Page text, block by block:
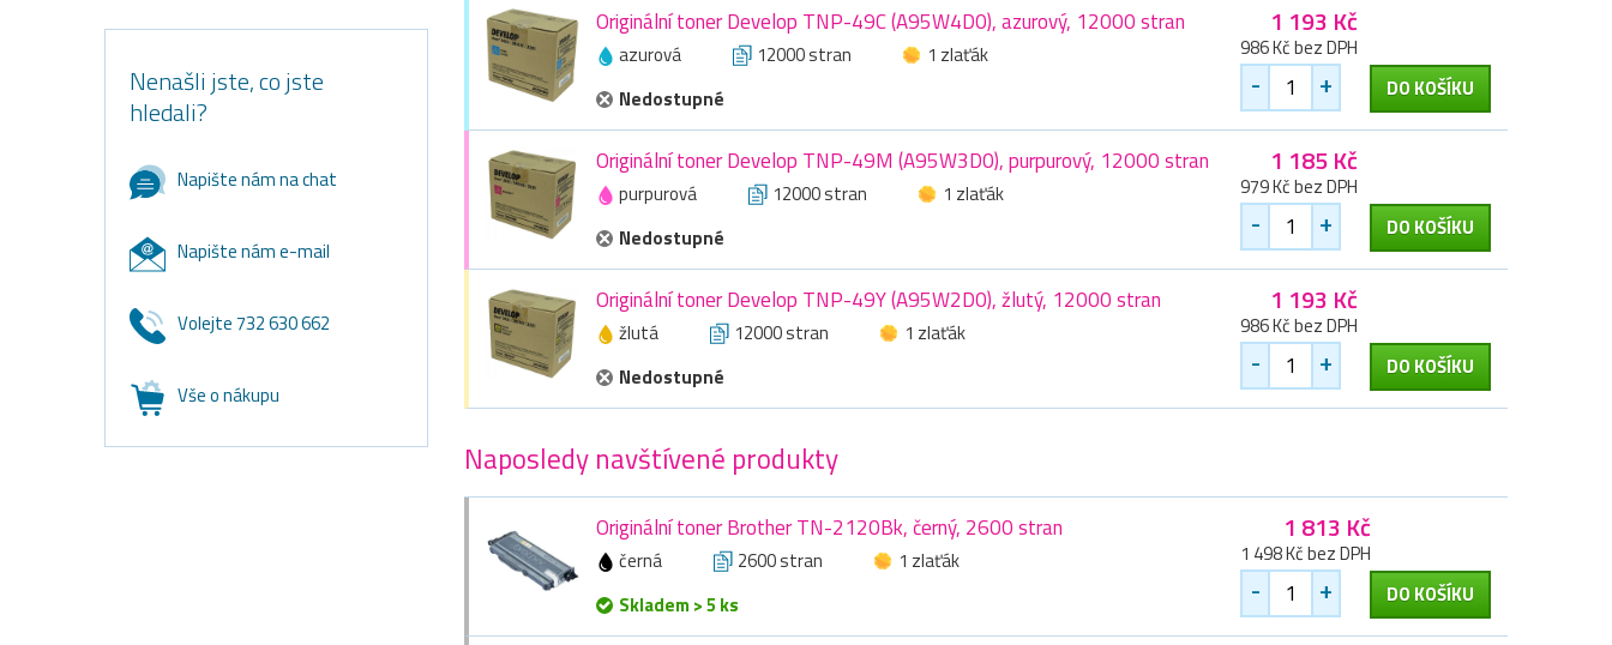
Nenašli jste, co jste
hledali?
Napište nám na chat
Napište nám e-mail
Volejte 732 630 662
Vše o nákupu
Originální toner Develop TNP-49C (A95W4D0), azurový, 12000 stran
azurová 12000 stran
1 zlaťák
Nedostupné
1 193 Kč
986 Kč bez DPH
- + DO KOŠÍKU
Originální toner Develop TNP-49M (A95W3D0), purpurový, 12000 stran
purpurová 12000 stran
1 zlaťák
Nedostupné
1 185 Kč
979 Kč bez DPH
- + DO KOŠÍKU
Originální toner Develop TNP-49Y (A95W2D0), žlutý, 12000 stran
žlutá 12000 stran
1 zlaťák
Nedostupné
1 193 Kč
986 Kč bez DPH
- + DO KOŠÍKU
Naposledy navštívené produkty
Originální toner Brother TN-2120Bk, černý, 2600 stran
černá 2600 stran
1 zlaťák
Skladem > 5 ks
1 813 Kč
1 498 Kč bez DPH
- + DO KOŠÍKU